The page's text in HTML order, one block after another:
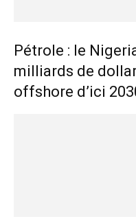
Pétrole : le
milliards de
offshore d’ici